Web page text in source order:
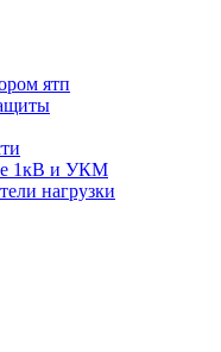
ятп
1кВ и УКМ
нагрузки